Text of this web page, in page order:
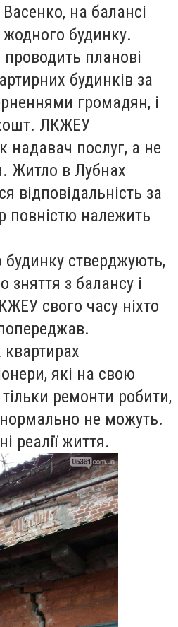
на балансі
будинку.
проводить планові
будинків за
громадян, і
кошт. ЛКЖЕУ
надавач послуг, а не
Житло в Лубнах
відповідальність за
повністю належить
будинку стверджують,
зняття з балансу і
свого часу ніхто
які на свою
ремонти робити,
нормально не можуть.
реалії життя.